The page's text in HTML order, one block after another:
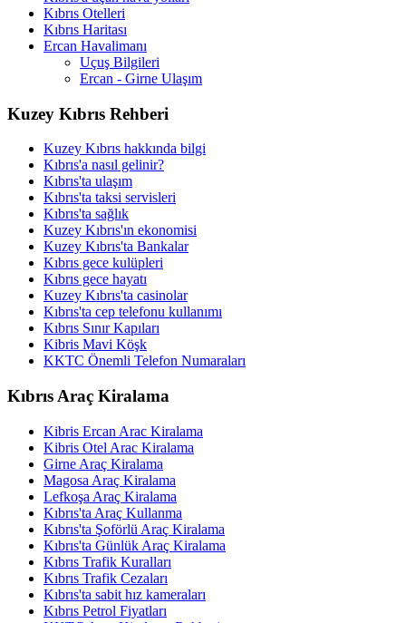
Kıbrıs Otelleri
Kıbrıs Haritası
Ercan Havalimanı
Uçuş Bilgileri
Ercan - Girne Ulaşım
Kuzey Kıbrıs Rehberi
Kuzey Kıbrıs hakkında bilgi
Kıbrıs'a nasıl gelinir?
Kıbrıs'ta ulaşım
Kıbrıs'ta taksi servisleri
Kıbrıs'ta sağlık
Kuzey Kıbrıs'ın ekonomisi
Kuzey Kıbrıs'ta Bankalar
Kıbrıs gece kulüpleri
Kıbrıs gece hayatı
Kuzey Kıbrıs'ta casinolar
Kıbrıs'ta cep telefonu kullanımı
Kıbrıs Sınır Kapıları
Kibris Mavi Köşk
KKTC Önemli Telefon Numaraları
Kıbrıs Araç Kiralama
Kibris Ercan Arac Kiralama
Kibris Otel Arac Kiralama
Girne Araç Kiralama
Magosa Araç Kiralama
Lefkoşa Araç Kiralama
Kıbrıs'ta Araç Kullanma
Kıbrıs'ta Şoförlü Araç Kiralama
Kıbrıs'ta Günlük Araç Kiralama
Kıbrıs Trafik Kuralları
Kıbrıs Trafik Cezaları
Kıbrıs'ta sabit hız kameraları
Kıbrıs Petrol Fiyatları